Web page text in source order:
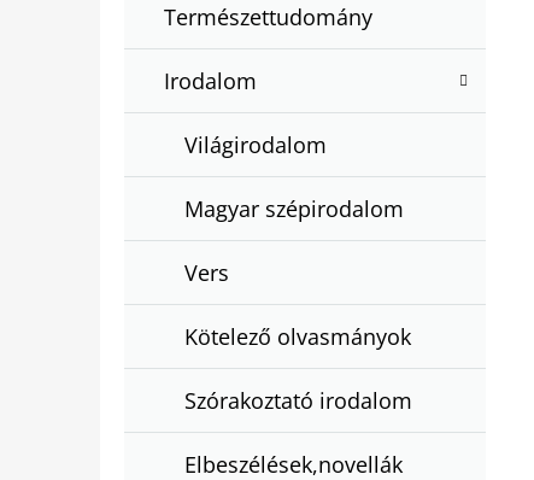
Természettudomány
Irodalom
Világirodalom
Magyar szépirodalom
Vers
Kötelező olvasmányok
Szórakoztató irodalom
Elbeszélések,novellák